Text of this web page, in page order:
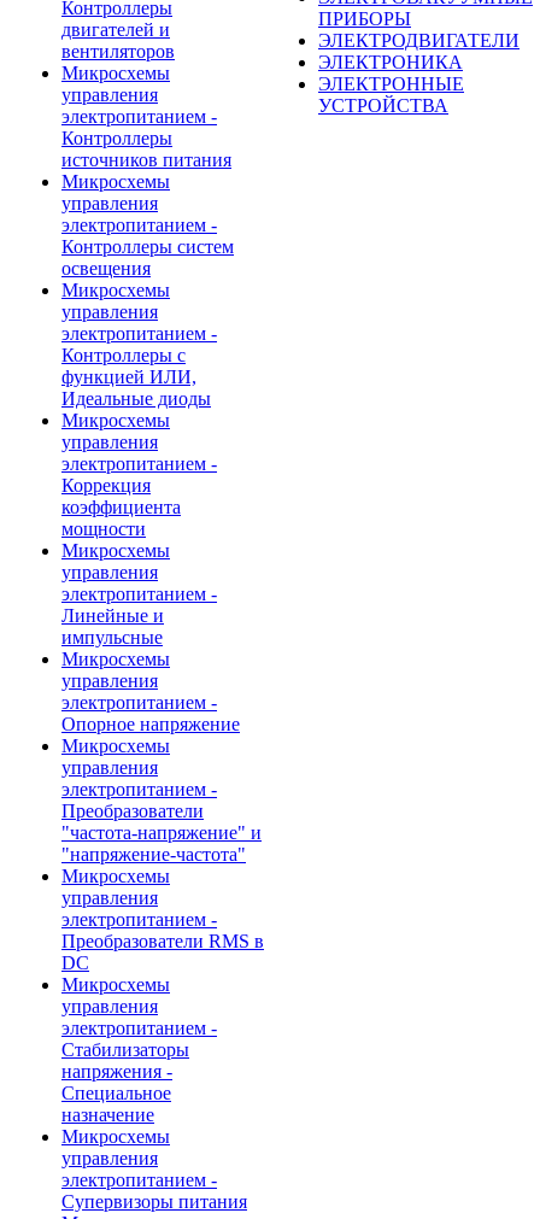
Контроллеры
двигателей и
вентиляторов
Микросхемы
управления
электропитанием -
Контроллеры
источников питания
Микросхемы
управления
электропитанием -
Контроллеры систем
освещения
Микросхемы
управления
электропитанием -
Контроллеры с
функцией ИЛИ,
Идеальные диоды
Микросхемы
управления
электропитанием -
Коррекция
коэффициента
мощности
Микросхемы
управления
электропитанием -
Линейные и
импульсные
Микросхемы
управления
электропитанием -
Опорное напряжение
Микросхемы
управления
электропитанием -
Преобразователи
"частота-напряжение" и
"напряжение-частота"
Микросхемы
управления
электропитанием -
Преобразователи RMS в
DC
Микросхемы
управления
электропитанием -
Стабилизаторы
напряжения -
Специальное
назначение
Микросхемы
управления
электропитанием -
Супервизоры питания
ПРИБОРЫ
ЭЛЕКТРОДВИГАТЕЛИ
ЭЛЕКТРОНИКА
ЭЛЕКТРОННЫЕ
УСТРОЙСТВА